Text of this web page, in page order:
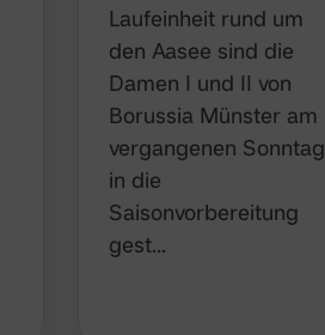
Laufeinheit rund um
den Aasee sind die
Damen I und II von
Borussia Münster am
vergangenen Sonntag
in die
Saisonvorbereitung
gest…